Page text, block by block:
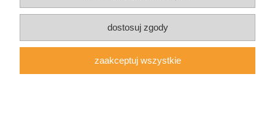
Płatności i dostawa
Informacje
dostosuj zgody
zaakceptuj wszystkie